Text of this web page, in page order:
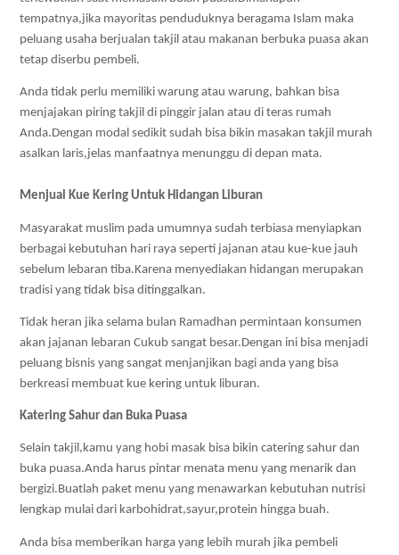
tempatnya,jika mayoritas penduduknya beragama Islam maka
peluang usaha berjualan takjil atau makanan berbuka puasa akan
tetap diserbu pembeli.
Anda tidak perlu memiliki warung atau warung, bahkan bisa
menjajakan piring takjil di pinggir jalan atau di teras rumah
Anda.Dengan modal sedikit sudah bisa bikin masakan takjil murah
asalkan laris,jelas manfaatnya menunggu di depan mata.
Menjual Kue Kering Untuk Hidangan Liburan
Masyarakat muslim pada umumnya sudah terbiasa menyiapkan
berbagai kebutuhan hari raya seperti jajanan atau kue-kue jauh
sebelum lebaran tiba.Karena menyediakan hidangan merupakan
tradisi yang tidak bisa ditinggalkan.
Tidak heran jika selama bulan Ramadhan permintaan konsumen
akan jajanan lebaran Cukub sangat besar.Dengan ini bisa menjadi
peluang bisnis yang sangat menjanjikan bagi anda yang bisa
berkreasi membuat kue kering untuk liburan.
Katering Sahur dan Buka Puasa
Selain takjil,kamu yang hobi masak bisa bikin catering sahur dan
buka puasa.Anda harus pintar menata menu yang menarik dan
bergizi.Buatlah paket menu yang menawarkan kebutuhan nutrisi
lengkap mulai dari karbohidrat,sayur,protein hingga buah.
Anda bisa memberikan harga yang lebih murah jika pembeli